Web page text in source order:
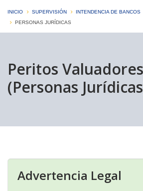
INICIO SUPERVISIÓN INTENDENCIA DE BANCOS
PERSONAS JURÍDICAS
Peritos Valuadores
(Personas
Advertencia Legal